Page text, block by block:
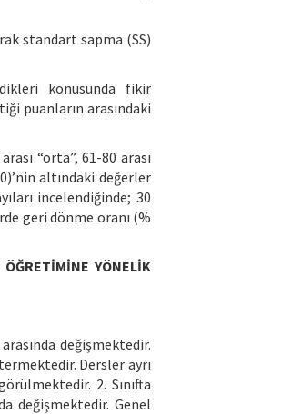
standart sapma (SS)
konusunda fikir
puanların arasındaki
“orta”, 61-80 arası
altındaki değerler
incelendiğinde; 30
geri dönme oranı (%
YÖNELİK
değişmektedir.
Dersler ayrı
2. Sınıfta
değişmektedir. Genel